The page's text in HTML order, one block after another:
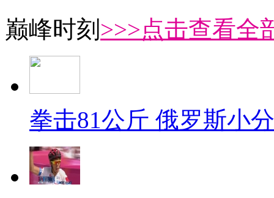
巅峰时刻 >>>点击查看全
拳击81公斤 俄罗斯小